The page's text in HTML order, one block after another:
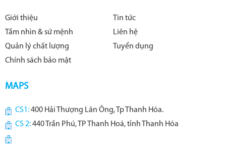
Giới thiệu
Tin tức
Tầm nhìn & sứ mệnh
Liên hệ
Quản lý chất lượng
Tuyển dụng
Chính sách bảo mật
MAPS
CS1:400 Hải Thượng Lãn Ông, Tp Thanh Hóa.
CS 2:440 Trần Phú, TP Thanh Hoá, tỉnh Thanh Hóa